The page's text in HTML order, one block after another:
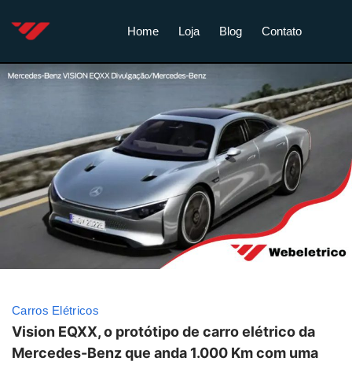
Home Loja Blog Contato
Carros Elétricos
Vision EQXX, o protótipo de carro elétrico da
Mercedes-Benz que anda 1.000 Km com uma